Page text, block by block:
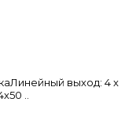
выход: 4 x
..